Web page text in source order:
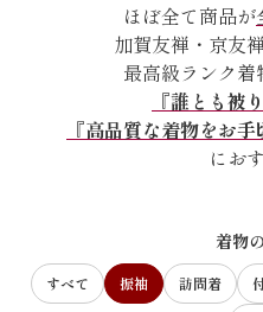
ほぼ全て商品が
加賀友禅・京友
最高級ランク着
『誰とも被
『高品質な着物をお
にお
着物
すべて 振袖 訪問着